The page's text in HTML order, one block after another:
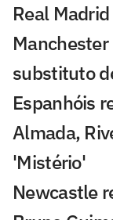
Real
substituto
Espanhóis
Almada,
'Mistério'
Newcastle